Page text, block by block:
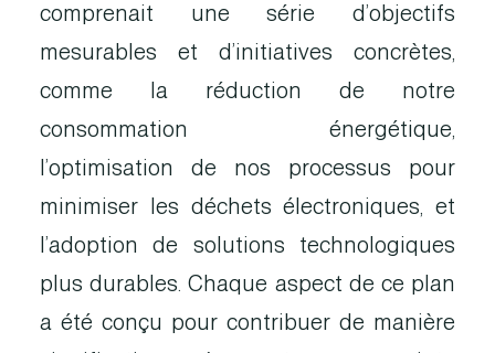
comprenait une série d’objectifs
mesurables et d’initiatives concrètes,
comme la réduction de notre
consommation énergétique,
l’optimisation de nos processus pour
minimiser les déchets électroniques, et
l’adoption de solutions technologiques
plus durables. Chaque aspect de ce plan
a été conçu pour contribuer de manière